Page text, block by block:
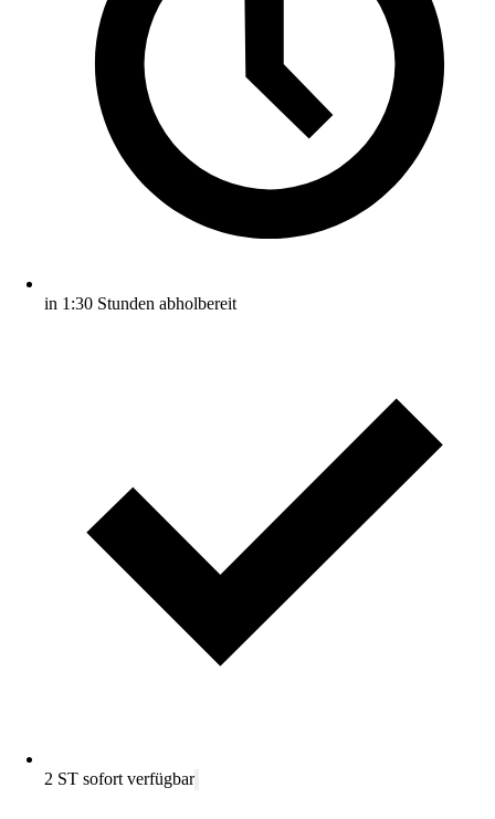
in 1:30 Stunden abholbereit
2 ST sofort verfügbar